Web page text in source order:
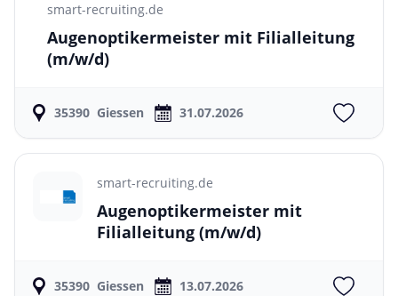
smart-recruiting.de
Augenoptikermeister mit Filialleitung
(m/w/d)
35390 Giessen 31.07.2026
smart-recruiting.de
Augenoptikermeister mit
Filialleitung (m/w/d)
35390 Giessen 13.07.2026